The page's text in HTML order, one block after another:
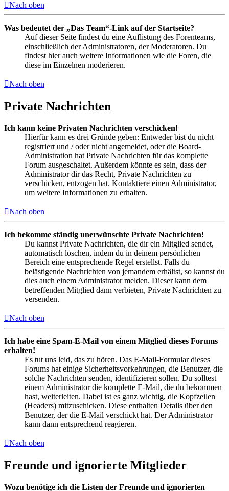
Nach oben
Was bedeutet der „Das Team“-Link auf der Startseite?
Auf dieser Seite findest du eine Auflistung des Forenteams,
einschließlich der Administratoren, der Moderatoren. Du
findest hier auch weitere Informationen wie die Foren, die
diese im Einzelnen moderieren.
Nach oben
Private Nachrichten
Ich kann keine Privaten Nachrichten verschicken!
Hierfür kann es drei Gründe geben: Entweder bist du nicht
registriert und / oder nicht angemeldet, oder die Board-
Administration hat Private Nachrichten für das komplette
Forum ausgeschaltet. Außerdem könnte es sein, dass der
Administrator dir das Recht, Private Nachrichten zu
verschicken, entzogen hat. Kontaktiere einen Administrator,
um weitere Informationen zu erhalten.
Nach oben
Ich bekomme ständig unerwünschte Private Nachrichten!
Du kannst Private Nachrichten, die dir ein Mitglied sendet,
automatisch löschen, indem du in deinem persönlichen
Bereich eine entsprechende Regel erstellst. Falls du
belästigende Nachrichten von jemandem erhältst, so kannst du
dies auch einem Administrator melden. Dieser kann dem
betreffenden Mitglied dann verbieten, Private Nachrichten zu
versenden.
Nach oben
Ich habe eine Spam-E-Mail von einem Mitglied dieses Forums
erhalten!
Es tut uns leid, das zu hören. Das E-Mail-Formular dieses
Forums hat einige Sicherheitsvorkehrungen, die Benutzer, die
solche Nachrichten senden, identifizieren sollen. Du solltest
einem Administrator die komplette E-Mail, die du bekommen
hast, weiterleiten. Dabei ist es ganz wichtig, die Kopfzeilen
(Headers) mitzuschicken. Diese enthalten Details über den
Benutzer, der die E-Mail verschickt hat. Der Administrator
kann dann entsprechend reagieren.
Nach oben
Freunde und ignorierte Mitglieder
Wozu benötige ich die Listen der Freunde und ignorierten